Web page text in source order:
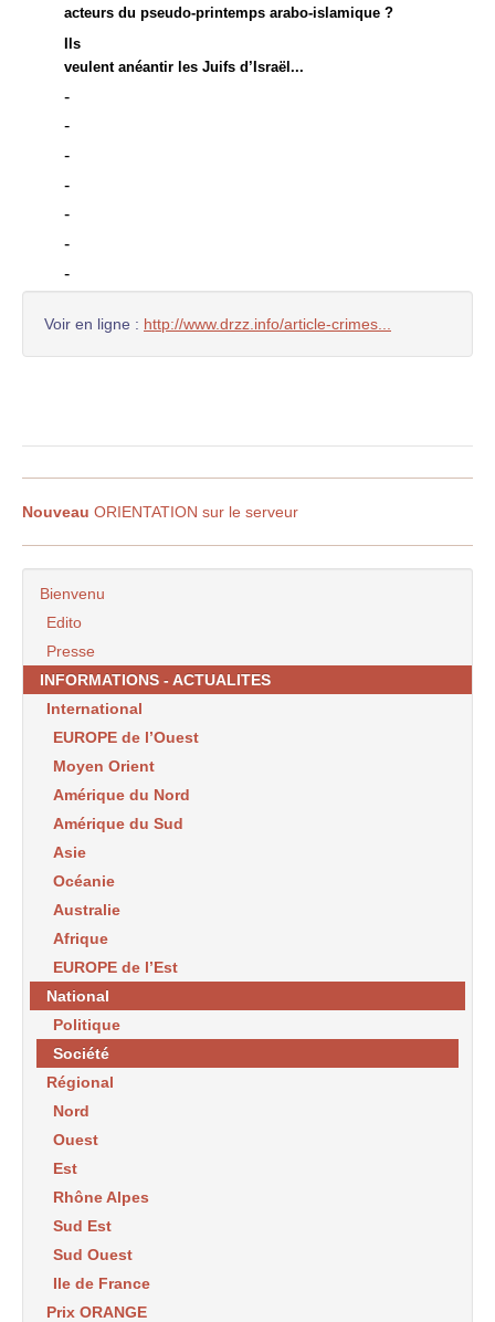
acteurs du pseudo-printemps arabo-islamique ?
Ils
veulent anéantir les Juifs d’Israël...
-
-
-
-
-
-
-
Voir en ligne : http://www.drzz.info/article-crimes...
Nouveau ORIENTATION sur le serveur
Bienvenu
Edito
Presse
INFORMATIONS - ACTUALITES
International
EUROPE de l’Ouest
Moyen Orient
Amérique du Nord
Amérique du Sud
Asie
Océanie
Australie
Afrique
EUROPE de l’Est
National
Politique
Société
Régional
Nord
Ouest
Est
Rhône Alpes
Sud Est
Sud Ouest
Ile de France
Prix ORANGE